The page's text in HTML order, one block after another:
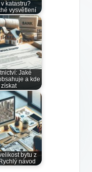
katastru?
vysvětlení
Jaké
a kde
získat
bytu z
návod